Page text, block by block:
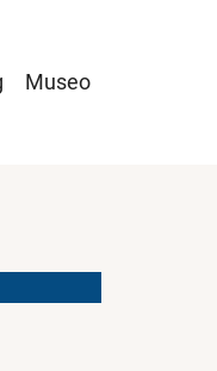
Museo